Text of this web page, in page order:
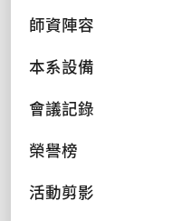
師資陣容
本系設備
會議記錄
榮譽榜
活動剪影